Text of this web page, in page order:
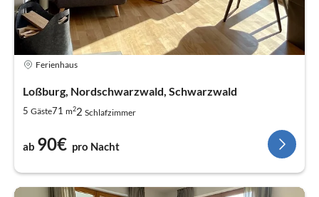
Ferienhaus
Loßburg, Nordschwarzwald, Schwarzwald
5 Gäste71 m22 Schlafzimmer
ab 90€ pro Nacht